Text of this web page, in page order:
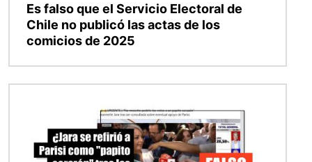
Es falso que el Servicio Electoral de
Chile no publicó las actas de los
comicios de 2025